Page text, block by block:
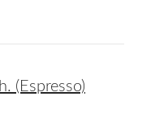
(Espresso)